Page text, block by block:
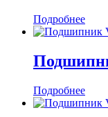
Подробнее
Подробнее